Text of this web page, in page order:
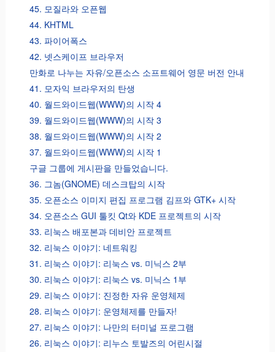
45. 모질라와 오픈웹
44. KHTML
43. 파이어폭스
42. 넷스케이프 브라우저
만화로 나누는 자유/오픈소스 소프트웨어 영문 버전 안내
41. 모자익 브라우저의 탄생
40. 월드와이드웹(WWW)의 시작 4
39. 월드와이드웹(WWW)의 시작 3
38. 월드와이드웹(WWW)의 시작 2
37. 월드와이드웹(WWW)의 시작 1
구글 그룹에 게시판을 만들었습니다.
36. 그놈(GNOME) 데스크탑의 시작
35. 오픈소스 이미지 편집 프로그램 김프와 GTK+ 시작
34. 오픈소스 GUI 툴킷 Qt와 KDE 프로젝트의 시작
33. 리눅스 배포본과 데비안 프로젝트
32. 리눅스 이야기: 네트워킹
31. 리눅스 이야기: 리눅스 vs. 미닉스 2부
30. 리눅스 이야기: 리눅스 vs. 미닉스 1부
29. 리눅스 이야기: 진정한 자유 운영체제
28. 리눅스 이야기: 운영체제를 만들자!
27. 리눅스 이야기: 나만의 터미널 프로그램
26. 리눅스 이야기: 리누스 토발즈의 어린시절